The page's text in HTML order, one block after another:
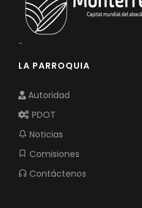
-
LA PARROQUIA
Autoridad
PDOT
Noticias
Comisiones
Contáctenos